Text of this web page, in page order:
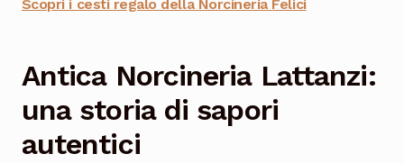
Scopri i cesti regalo della Norcineria Felici
Antica Norcineria Lattanzi:
una storia di sapori
autentici